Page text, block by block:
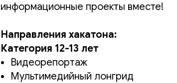
информационные проекты вместе!
Направления хакатона:
Категория 12-13 лет
Видеорепортаж
Мультимедийный лонгрид